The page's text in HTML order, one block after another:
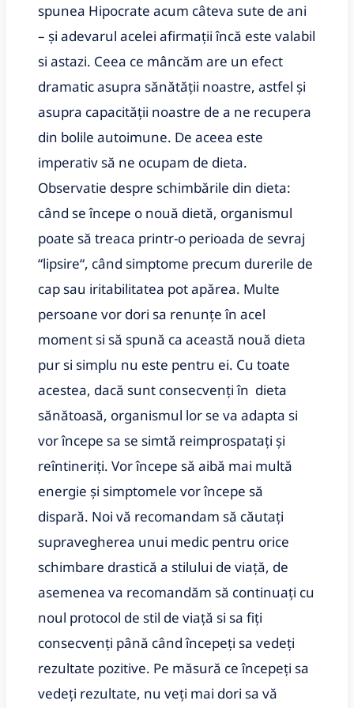
spunea Hipocrate acum câteva sute de ani
– și adevarul acelei afirmații încă este valabil
si astazi. Ceea ce mâncăm are un efect
dramatic asupra sănătății noastre, astfel și
asupra capacității noastre de a ne recupera
din bolile autoimune. De aceea este
imperativ să ne ocupam de dieta.
Observatie despre schimbările din dieta:
când se începe o nouă dietă, organismul
poate să treaca printr-o perioada de sevraj
“lipsire“, când simptome precum durerile de
cap sau iritabilitatea pot apărea. Multe
persoane vor dori sa renunțe în acel
moment si să spună ca această nouă dieta
pur si simplu nu este pentru ei. Cu toate
acestea, dacă sunt consecvenți în dieta
sănătoasă, organismul lor se va adapta si
vor începe sa se simtă reimprospatați și
reîntineriți. Vor începe să aibă mai multă
energie și simptomele vor începe să
dispară. Noi vă recomandam să căutați
supravegherea unui medic pentru orice
schimbare drastică a stilului de viață, de
asemenea va recomandăm să continuați cu
noul protocol de stil de viață si sa fiți
consecvenți până când începeți sa vedeți
rezultate pozitive. Pe măsură ce începeți sa
vedeți rezultate, nu veți mai dori sa vă